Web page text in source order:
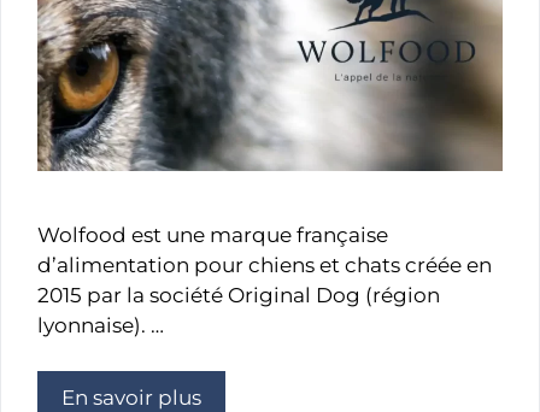
Wolfood est une marque française
d’alimentation pour chiens et chats créée en
2015 par la société Original Dog (région
lyonnaise). …
En savoir plus